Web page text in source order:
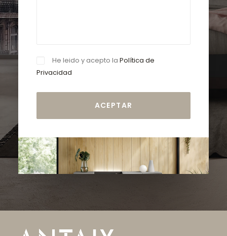
He leido y acepto laPolítica de
Privacidad